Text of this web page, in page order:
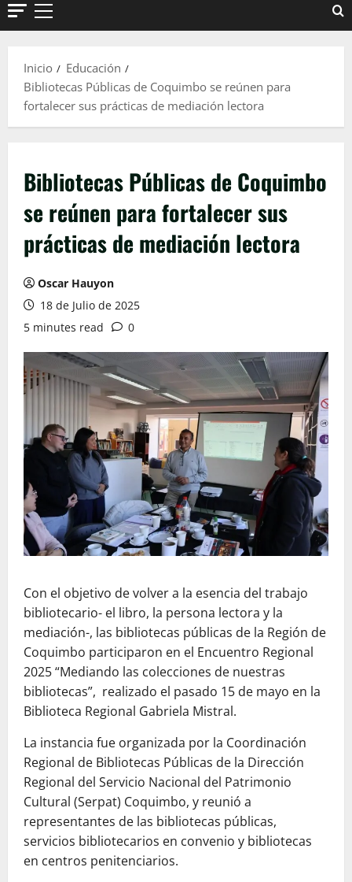
Menú
Inicio
Educación
Bibliotecas Públicas de Coquimbo se reúnen para
fortalecer sus prácticas de mediación lectora
Bibliotecas Públicas de Coquimbo
se reúnen para fortalecer sus
prácticas de mediación lectora
Oscar Hauyon
18 de Julio de 2025
5 minutes read
0
Con el objetivo de volver a la esencia del trabajo
bibliotecario- el libro, la persona lectora y la
mediación-, las bibliotecas públicas de la Región de
Coquimbo participaron en el Encuentro Regional
2025 “Mediando las colecciones de nuestras
bibliotecas”, realizado el pasado 15 de mayo en la
Biblioteca Regional Gabriela Mistral.
La instancia fue organizada por la Coordinación
Regional de Bibliotecas Públicas de la Dirección
Regional del Servicio Nacional del Patrimonio
Cultural (Serpat) Coquimbo, y reunió a
representantes de las bibliotecas públicas,
servicios bibliotecarios en convenio y bibliotecas
en centros penitenciarios.